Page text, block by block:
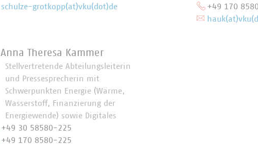
schulze-grotkopp(at)vku(dot)de
+49 170
Anna Theresa Kammer
Stellvertretende Abteilungsleiterin
und Pressesprecherin mit
Schwerpunkten Energie (Wärme,
Wasserstoff, Finanzierung der
Energiewende) sowie Digitales
+49 30 58580-225
+49 170 8580-225